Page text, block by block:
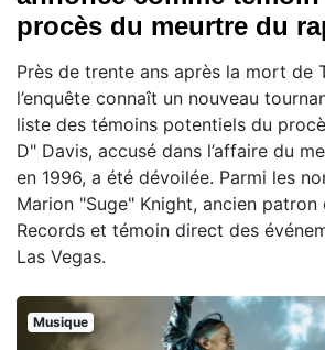
procès du meurtre du
Près de trente ans après la mort de
l’enquête connaît un nouveau
liste des témoins potentiels du
D" Davis, accusé dans l’affaire du
en 1996, a été dévoilée. Parmi les
Marion "Suge" Knight, ancien patron
Records et témoin direct des
Las Vegas.
Musique